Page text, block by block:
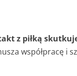
z piłką
współpracę i